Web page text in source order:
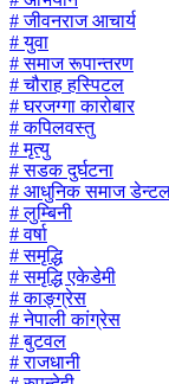
# जीवनराज आचार्य
# युवा
# समाज रूपान्तरण
# चौराह हस्पिटल
# घरजग्गा कारोबार
# कपिलवस्तु
# मृत्यु
# सडक दुर्घटना
# आधुनिक समाज
# लुम्बिनी
# वर्षा
# समृद्धि
# समृद्धि एकेडेमी
# काङ्ग्रेस
# नेपाली कांग्रेस
# बुटवल
# राजधानी